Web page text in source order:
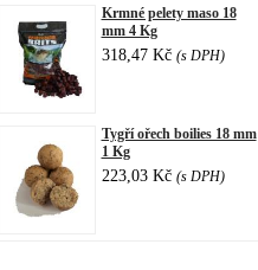
Krmné pelety maso 18
mm 4 Kg
318,47 Kč (s DPH)
Tygří ořech boilies 18 mm
1 Kg
223,03 Kč (s DPH)